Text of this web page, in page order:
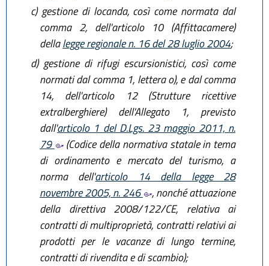
c)gestione di locanda, così come normata dal
comma 2, dell'articolo 10 (Affittacamere)
dellalegge regionale n. 16 del 28 luglio 2004;
d)gestione di rifugi escursionistici, così come
normati dal comma 1, lettera o), e dal comma
14, dell'articolo 12 (Strutture ricettive
extralberghiere) dell'Allegato 1, previsto
dall'articolo 1 del D.Lgs. 23 maggio 2011, n.
79
(Codice della normativa statale in tema
di ordinamento e mercato del turismo, a
norma dell'articolo 14 della legge 28
novembre 2005, n. 246
, nonché attuazione
della direttiva 2008/122/CE, relativa ai
contratti di multiproprietà, contratti relativi ai
prodotti per le vacanze di lungo termine,
contratti di rivendita e di scambio);